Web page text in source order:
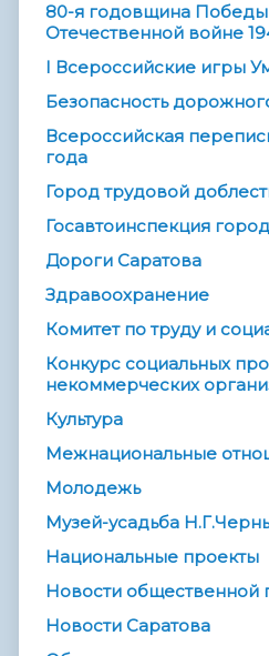
80-я годовщина
Отечественной войне
I Всероссийские игры
Безопасность
Всероссийская
года
Город трудовой
Госавтоинспекция
Дороги Саратова
Здравоохранение
Комитет по труду и
Конкурс социальных
некоммерческих
Культура
Межнациональные
Молодежь
Музей-усадьба
Национальные проекты
Новости общественной
Новости Саратова